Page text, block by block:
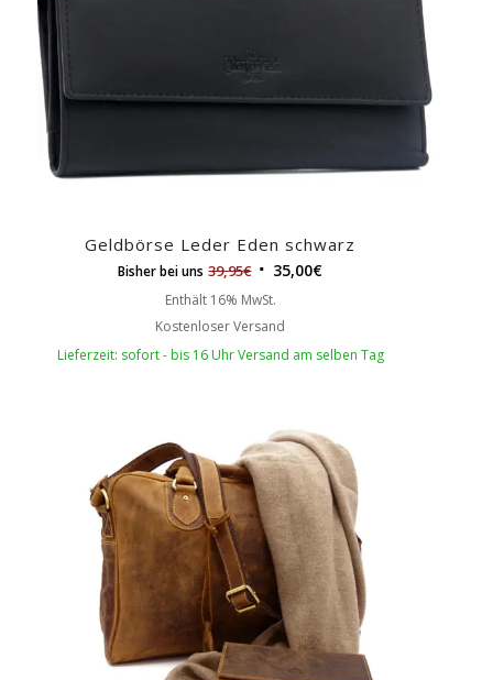
Geldbörse Leder Eden schwarz
Bisher bei uns 39,95€ 35,00€
Enthält 16% MwSt.
Kostenloser Versand
Lieferzeit: sofort - bis 16 Uhr Versand am selben Tag